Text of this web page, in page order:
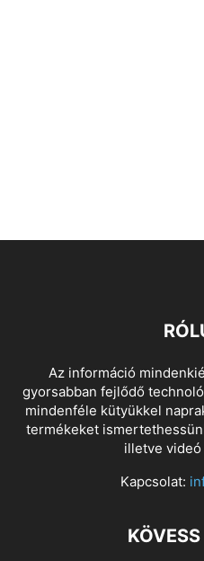
Az információ
gyorsabban fejlődő
mindenféle kütyükkel
termékeket
illetve videó
Kapcsolat: